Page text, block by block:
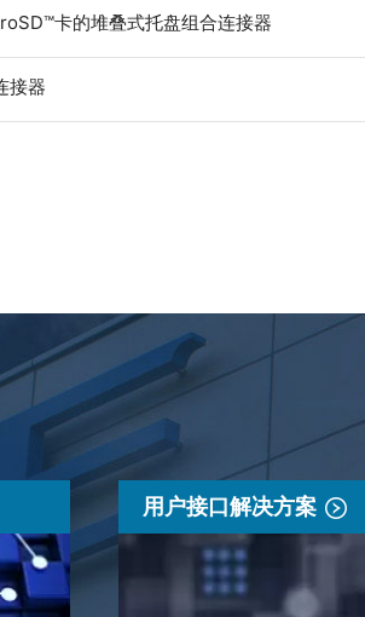
卡的堆叠式托盘组合连接器
接器
用户接口解决方案